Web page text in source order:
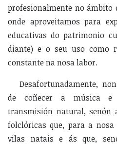
profesionalmente no ámbito
onde aproveitamos para
educativas do patrimonio
diante) e o seu uso como
constante na nosa labor.
Desafortunadamente,
de coñecer a música e
transmisión natural, senón
folclóricas que, para a
vilas natais e ás que,